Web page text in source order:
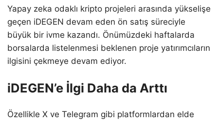
Yapay zeka odaklı kripto projeleri arasında yükselişe
geçen iDEGEN devam eden ön satış süreciyle
büyük bir ivme kazandı. Önümüzdeki haftalarda
borsalarda listelenmesi beklenen proje yatırımcıların
ilgisini çekmeye devam ediyor.
iDEGEN’e İlgi Daha da Arttı
Özellikle X ve Telegram gibi platformlardan elde